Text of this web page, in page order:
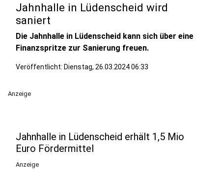
Jahnhalle in Lüdenscheid wird
saniert
Die Jahnhalle in Lüdenscheid kann sich über eine
Finanzspritze zur Sanierung freuen.
Veröffentlicht: Dienstag, 26.03.2024 06:33
Anzeige
Jahnhalle in Lüdenscheid erhält 1,5 Mio
Euro Fördermittel
Anzeige